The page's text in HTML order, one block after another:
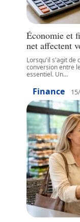
Économie et
net affectent
Lorsqu'il s'agit de
conversion entre
essentiel. Un…
Finance